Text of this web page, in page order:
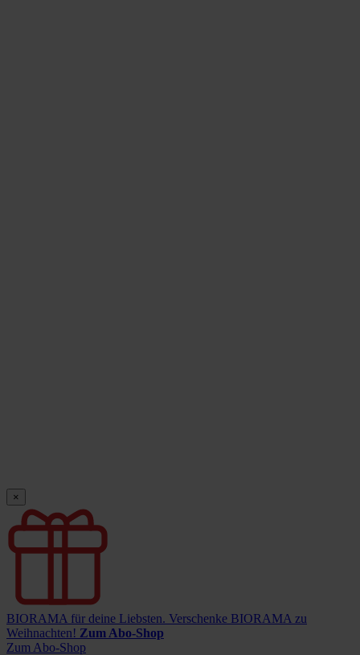
×
BIORAMA für deine Liebsten. Verschenke BIORAMA zu
Weihnachten! Zum Abo-Shop
Zum Abo-Shop